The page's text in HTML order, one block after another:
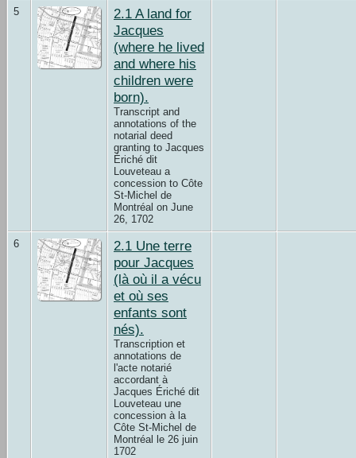
5
2.1 A land for
Jacques
(where he lived
and where his
children were
born).
Transcript and
annotations of the
notarial deed
granting to Jacques
Ériché dit
Louveteau a
concession to Côte
St-Michel de
Montréal on June
26, 1702
6
2.1 Une terre
pour Jacques
(là où il a vécu
et où ses
enfants sont
nés).
Transcription et
annotations de
l'acte notarié
accordant à
Jacques Ériché dit
Louveteau une
concession à la
Côte St-Michel de
Montréal le 26 juin
1702